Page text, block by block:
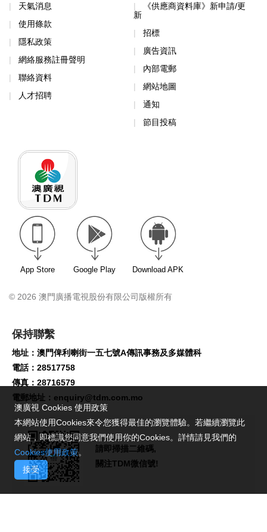
天氣消息
使用條款
隱私政策
網絡服務註冊聲明
聯絡資料
人才招聘
《供應商資料庫》新申請/更
新
招標
廣告資訊
內部電郵
網站地圖
通知
節目投稿
App Store Google Play Download APK
© 2026 澳門廣播電視股份有限公司版權所有
保持聯繫
地址：澳門俾利喇街一五七號A傳訊事務及多媒體科
電話：28517758
傳真：28716579
電郵地址： enquiry@tdm.com.mo
請即掃描二維碼,
關注TDM微信號!
澳廣視 Cookies 使用政策
本網站使用Cookies來令您獲得最佳的瀏覽體驗。若繼續瀏覽此
網站，即標識您同意我們使用你的Cookies。詳情請見我們的
Cookies使用政策。
接受